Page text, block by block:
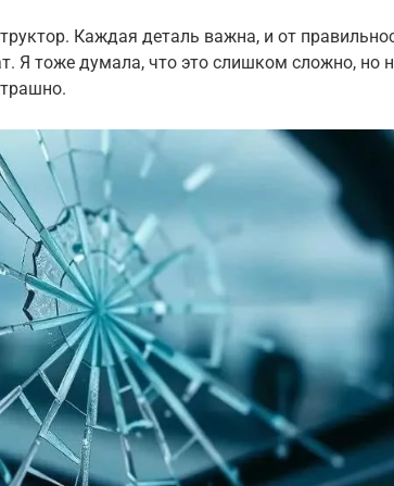
Каждая деталь важна, и от
Я тоже думала, что это слишком сложно, но